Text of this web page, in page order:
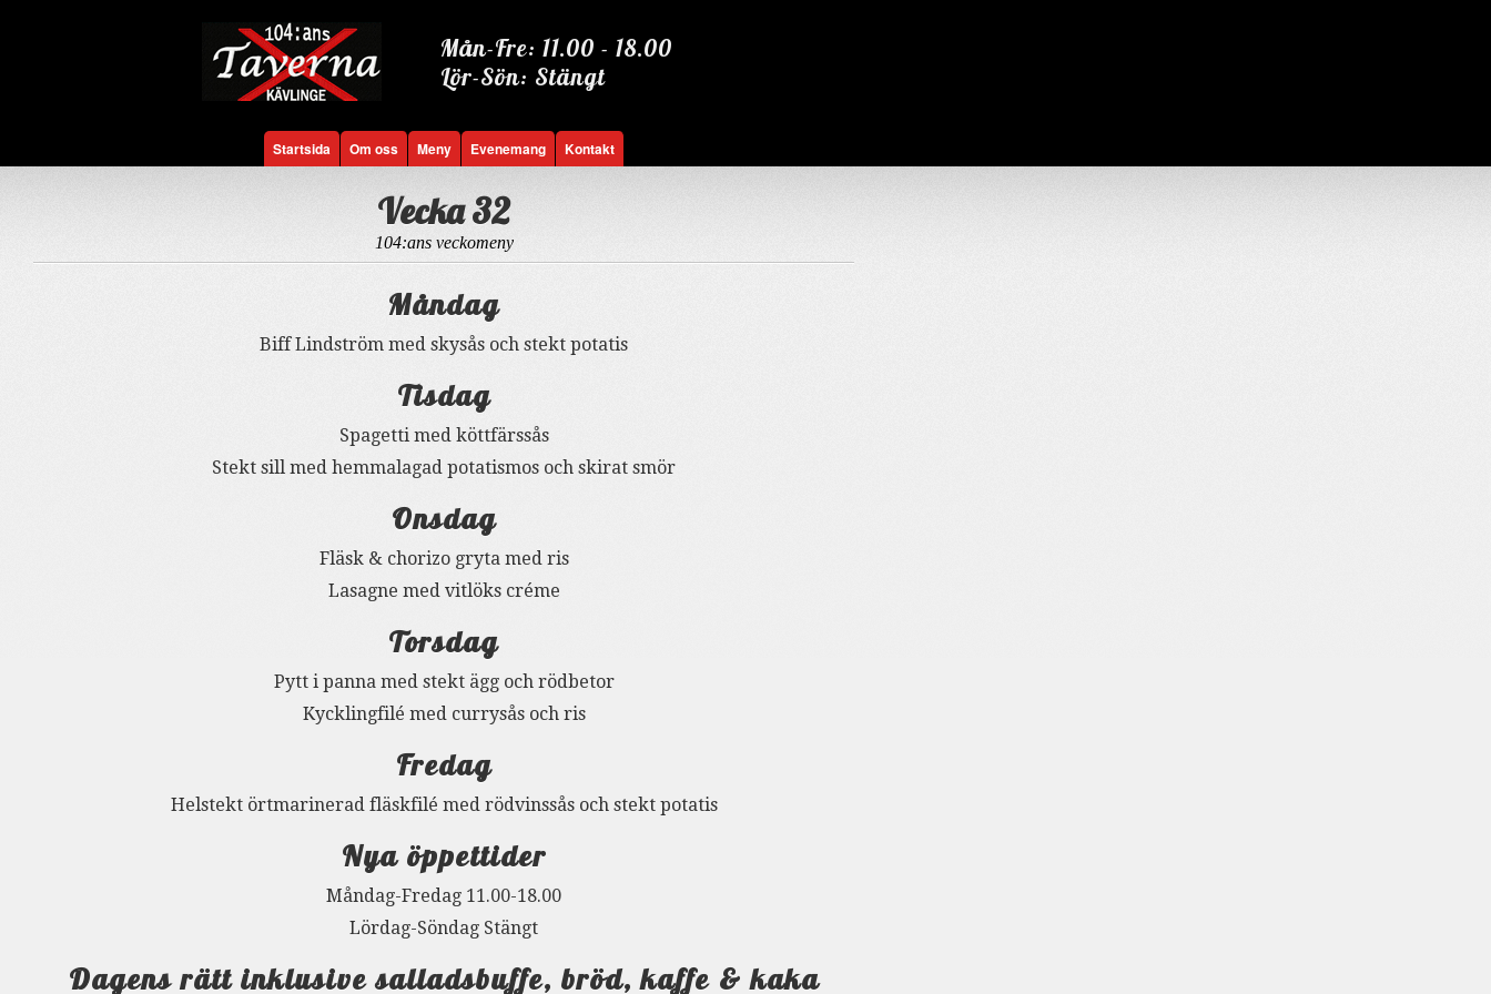
Mån-Fre: 11.00 - 18.00
Lör-Sön: Stängt
Startsida Om oss Meny Evenemang Kontakt
Vecka 32
104:ans veckomeny
Måndag
Biff Lindström med skysås och stekt potatis
Tisdag
Spagetti med köttfärssås
Stekt sill med hemmalagad potatismos och skirat smör
Onsdag
Fläsk & chorizo gryta med ris
Lasagne med vitlöks créme
Torsdag
Pytt i panna med stekt ägg och rödbetor
Kycklingfilé med currysås och ris
Fredag
Helstekt örtmarinerad fläskfilé med rödvinssås och stekt potatis
Nya öppettider
Måndag-Fredag 11.00-18.00
Lördag-Söndag Stängt
Dagens rätt inklusive salladsbuffe, bröd, kaffe & kaka